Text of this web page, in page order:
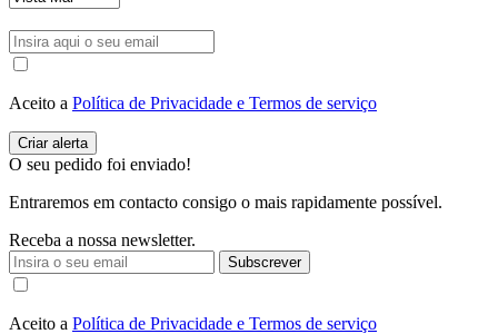
Aceito a Política de Privacidade e Termos de serviço
O seu pedido foi enviado!
Entraremos em contacto consigo o mais rapidamente possível.
Receba a nossa newsletter.
Subscrever
Aceito a Política de Privacidade e Termos de serviço